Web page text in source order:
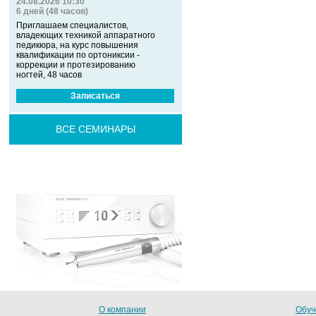
6 дней (48 часов)
Приглашаем специалистов,
владеющих техникой аппаратного
педикюра, на курс повышения
квалификации по ортониксии -
коррекции и протезированию
ногтей, 48 часов
Записаться
ВСЕ СЕМИНАРЫ
О компании